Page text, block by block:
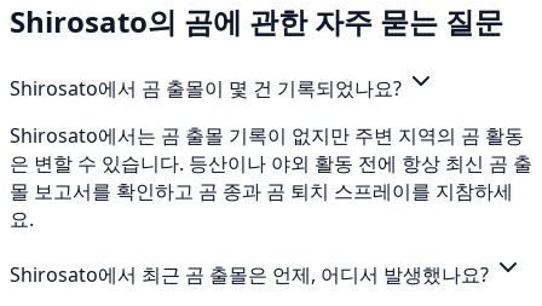
Shirosato의 곰에 관한 자주 묻는 질문
Shirosato에서 곰 출몰이 몇 건 기록되었나요?
Shirosato에서는 곰 출몰 기록이 없지만 주변 지역의 곰 활동
은 변할 수 있습니다. 등산이나 야외 활동 전에 항상 최신 곰 출
몰 보고서를 확인하고 곰 종과 곰 퇴치 스프레이를 지참하세
요.
Shirosato에서 최근 곰 출몰은 언제, 어디서 발생했나요?